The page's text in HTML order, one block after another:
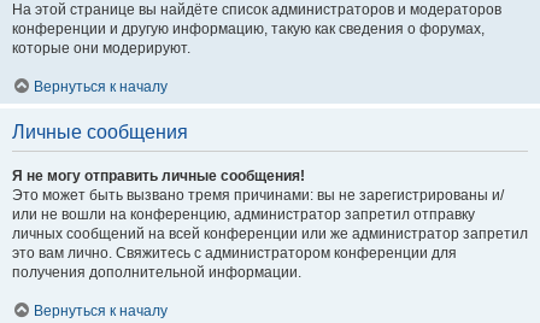
На этой странице вы найдёте список администраторов и модераторов
конференции и другую информацию, такую как сведения о форумах,
которые они модерируют.
Вернуться к началу
Личные сообщения
Я не могу отправить личные сообщения!
Это может быть вызвано тремя причинами: вы не зарегистрированы и/
или не вошли на конференцию, администратор запретил отправку
личных сообщений на всей конференции или же администратор запретил
это вам лично. Свяжитесь с администратором конференции для
получения дополнительной информации.
Вернуться к началу